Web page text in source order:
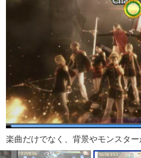
楽曲だけでなく、背景やモンスタ